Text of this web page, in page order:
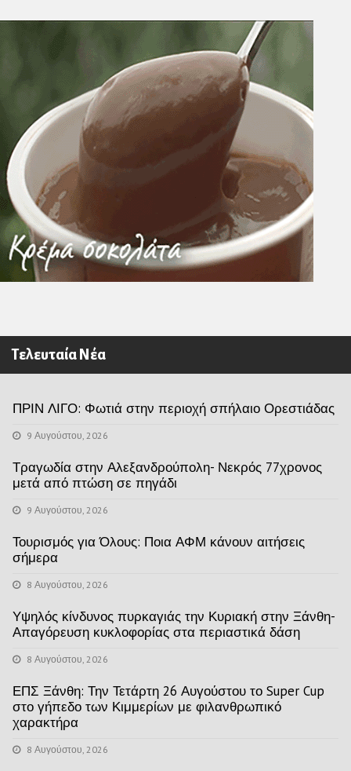
Τελευταία Νέα
ΠΡΙΝ ΛΙΓΟ: Φωτιά στην περιοχή σπήλαιο Ορεστιάδας
9 Αυγούστου, 2026
Τραγωδία στην Αλεξανδρούπολη- Νεκρός 77χρονος
μετά από πτώση σε πηγάδι
9 Αυγούστου, 2026
Τουρισμός για Όλους: Ποια ΑΦΜ κάνουν αιτήσεις
σήμερα
8 Αυγούστου, 2026
Υψηλός κίνδυνος πυρκαγιάς την Κυριακή στην Ξάνθη-
Απαγόρευση κυκλοφορίας στα περιαστικά δάση
8 Αυγούστου, 2026
ΕΠΣ Ξάνθη: Την Τετάρτη 26 Αυγούστου το Super Cup
στο γήπεδο των Κιμμερίων με φιλανθρωπικό
χαρακτήρα
8 Αυγούστου, 2026